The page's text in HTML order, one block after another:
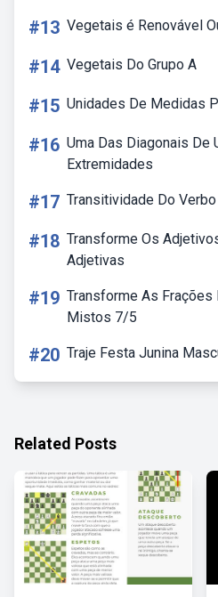
#13 Vegetais é Renovável
#14 Vegetais Do Grupo A
#15 Unidades De Medidas
#16 Uma Das Diagonais De
Extremidades
#17 Transitividade Do
#18 Transforme Os
Adjetivas
#19 Transforme As
Mistos 7/5
#20 Traje Festa Junina
Related Posts